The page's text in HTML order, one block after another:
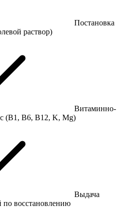
Постановка
раствор)
Витаминно-
(В1, В6, В12, K, Mg)
Выдача
по восстановлению